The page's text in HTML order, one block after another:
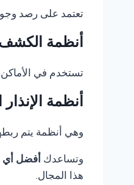
تعتمد على رصد وجود
أنظمة الكشف
تستخدم في الأماكن
أنظمة الإنذار
وهي أنظمة يتم
وتساعدك أفضل أي
هذا المجال.